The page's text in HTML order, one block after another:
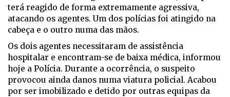
terá reagido de forma extremamente agressiva,
atacando os agentes. Um dos polícias foi atingido na
cabeça e o outro numa das mãos.
Os dois agentes necessitaram de assistência
hospitalar e encontram-se de baixa médica, informou
hoje a Polícia. Durante a ocorrência, o suspeito
provocou ainda danos numa viatura policial. Acabou
por ser imobilizado e detido por outras equipas da